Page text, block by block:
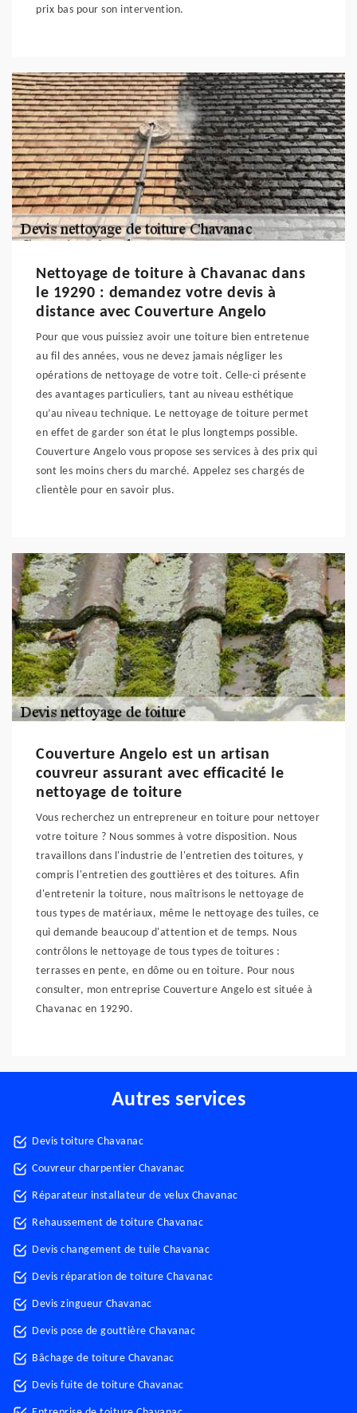
prix bas pour son intervention.
Nettoyage de toiture à Chavanac dans
le 19290 : demandez votre devis à
distance avec Couverture Angelo
Pour que vous puissiez avoir une toiture bien entretenue
au fil des années, vous ne devez jamais négliger les
opérations de nettoyage de votre toit. Celle-ci présente
des avantages particuliers, tant au niveau esthétique
qu’au niveau technique. Le nettoyage de toiture permet
en effet de garder son état le plus longtemps possible.
Couverture Angelo vous propose ses services à des prix qui
sont les moins chers du marché. Appelez ses chargés de
clientèle pour en savoir plus.
Couverture Angelo est un artisan
couvreur assurant avec efficacité le
nettoyage de toiture
Vous recherchez un entrepreneur en toiture pour nettoyer
votre toiture ? Nous sommes à votre disposition. Nous
travaillons dans l'industrie de l'entretien des toitures, y
compris l'entretien des gouttières et des toitures. Afin
d'entretenir la toiture, nous maîtrisons le nettoyage de
tous types de matériaux, même le nettoyage des tuiles, ce
qui demande beaucoup d'attention et de temps. Nous
contrôlons le nettoyage de tous types de toitures :
terrasses en pente, en dôme ou en toiture. Pour nous
consulter, mon entreprise Couverture Angelo est située à
Chavanac en 19290.
Autres services
Devis toiture Chavanac
Couvreur charpentier Chavanac
Réparateur installateur de velux Chavanac
Rehaussement de toiture Chavanac
Devis changement de tuile Chavanac
Devis réparation de toiture Chavanac
Devis zingueur Chavanac
Devis pose de gouttière Chavanac
Bâchage de toiture Chavanac
Devis fuite de toiture Chavanac